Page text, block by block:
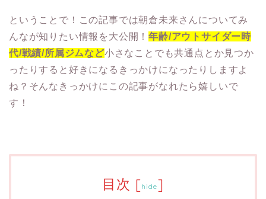
ということで！この記事では朝倉未来さんについてみ
んなが知りたい情報を大公開！年齢/アウトサイダー時
代/戦績/所属ジムなど小さなことでも共通点とか見つか
ったりすると好きになるきっかけになったりしますよ
ね？そんなきっかけにこの記事がなれたら嬉しいで
す！
目次 [hide]